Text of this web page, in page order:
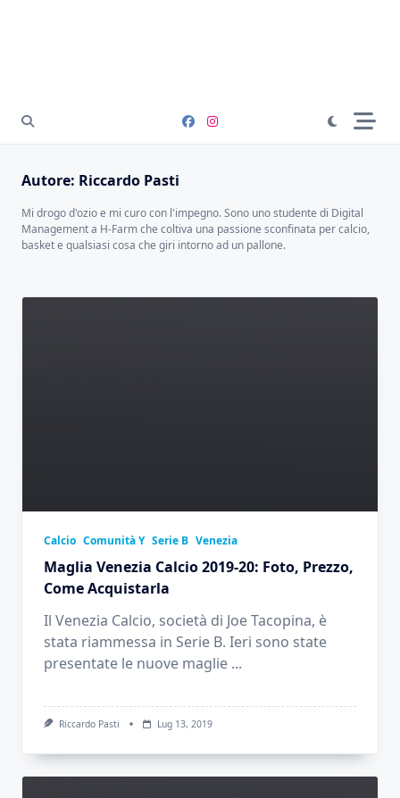
Autore: Riccardo Pasti
Mi drogo d'ozio e mi curo con l'impegno. Sono uno studente di Digital
Management a H-Farm che coltiva una passione sconfinata per calcio,
basket e qualsiasi cosa che giri intorno ad un pallone.
Calcio Comunità Y Serie B Venezia
Maglia Venezia Calcio 2019-20: Foto, Prezzo,
Come Acquistarla
Il Venezia Calcio, società di Joe Tacopina, è
stata riammessa in Serie B. Ieri sono state
presentate le nuove maglie ...
Riccardo Pasti Lug 13, 2019